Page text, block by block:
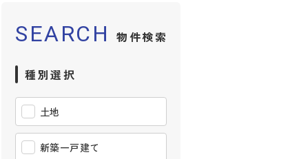
SEARCH 物件検索
種別選択
土地
新築一戸建て